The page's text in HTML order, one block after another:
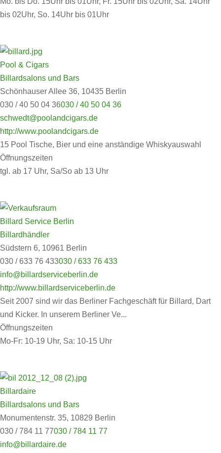
bis 02Uhr, So. 14Uhr bis 01Uhr
Pool & Cigars
Billardsalons und Bars
Schönhauser Allee 36, 10435 Berlin
030 / 40 50 04 36030 / 40 50 04 36
schwedt@poolandcigars.de
http://www.poolandcigars.de
15 Pool Tische, Bier und eine anständige Whiskyauswahl
Öffnungszeiten
tgl. ab 17 Uhr, Sa/So ab 13 Uhr
Billard Service Berlin
Billardhändler
Südstern 6, 10961 Berlin
030 / 633 76 433030 / 633 76 433
info@billardserviceberlin.de
http://www.billardserviceberlin.de
Seit 2007 sind wir das Berliner Fachgeschäft für Billard, Dart
und Kicker. In unserem Berliner Ve...
Öffnungszeiten
Mo-Fr: 10-19 Uhr, Sa: 10-15 Uhr
Billardaire
Billardsalons und Bars
Monumentenstr. 35, 10829 Berlin
030 / 784 11 77030 / 784 11 77
info@billardaire.de